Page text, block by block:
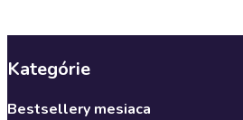
Kategórie
Bestsellery mesiaca